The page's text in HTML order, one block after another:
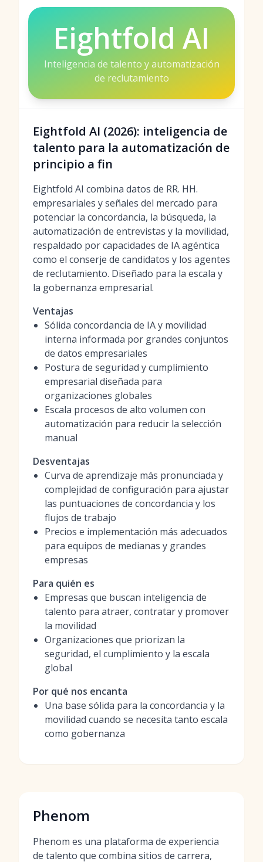
Eightfold AI
Inteligencia de talento y automatización
de reclutamiento
Eightfold AI (2026): inteligencia de
talento para la automatización de
principio a fin
Eightfold AI combina datos de RR. HH.
empresariales y señales del mercado para
potenciar la concordancia, la búsqueda, la
automatización de entrevistas y la movilidad,
respaldado por capacidades de IA agéntica
como el conserje de candidatos y los agentes
de reclutamiento. Diseñado para la escala y
la gobernanza empresarial.
Ventajas
Sólida concordancia de IA y movilidad
interna informada por grandes conjuntos
de datos empresariales
Postura de seguridad y cumplimiento
empresarial diseñada para
organizaciones globales
Escala procesos de alto volumen con
automatización para reducir la selección
manual
Desventajas
Curva de aprendizaje más pronunciada y
complejidad de configuración para ajustar
las puntuaciones de concordancia y los
flujos de trabajo
Precios e implementación más adecuados
para equipos de medianas y grandes
empresas
Para quién es
Empresas que buscan inteligencia de
talento para atraer, contratar y promover
la movilidad
Organizaciones que priorizan la
seguridad, el cumplimiento y la escala
global
Por qué nos encanta
Una base sólida para la concordancia y la
movilidad cuando se necesita tanto escala
como gobernanza
Phenom
Phenom es una plataforma de experiencia
de talento que combina sitios de carrera,